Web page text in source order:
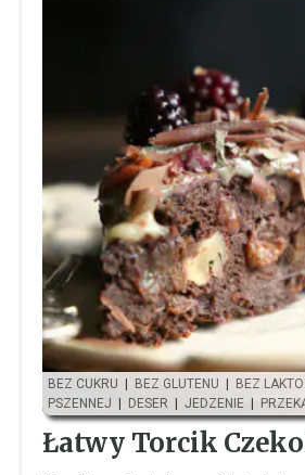
BEZ CUKRU BEZ GLUTENU BEZ
PSZENNEJ
DESER JEDZENIE
Łatwy Torcik